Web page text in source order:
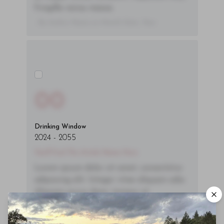
Drinking Window
2024- 2055
Aliquam purus diam, tempor et
consectetur vitae, eleifend ac quam. Proin
nec mauris ac odio iaculis semper. Integer